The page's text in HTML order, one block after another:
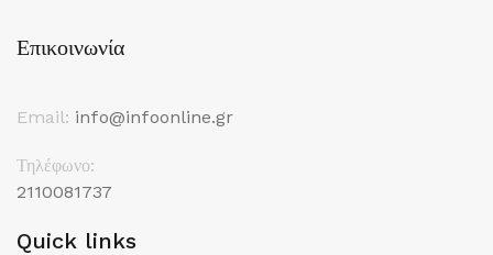
Επικοινωνία
Email: info@infoonline.gr
Τηλέφωνο:
2110081737
Quick links